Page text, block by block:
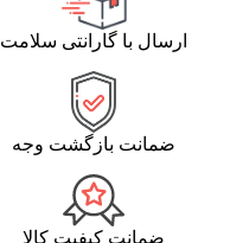
ارسال با گارانتی سلامت
ضمانت بازگشت وجه
ضمانت کیفیت کالا